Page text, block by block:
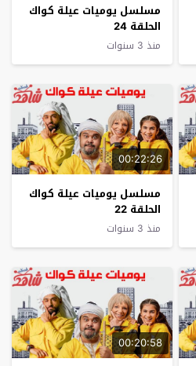
مسلسل يوميات عيلة كواك
الحلقة 24
منذ 3 سنوات
00:22:26
مسلسل يوميات عيلة كواك
الحلقة 22
منذ 3 سنوات
00:20:58